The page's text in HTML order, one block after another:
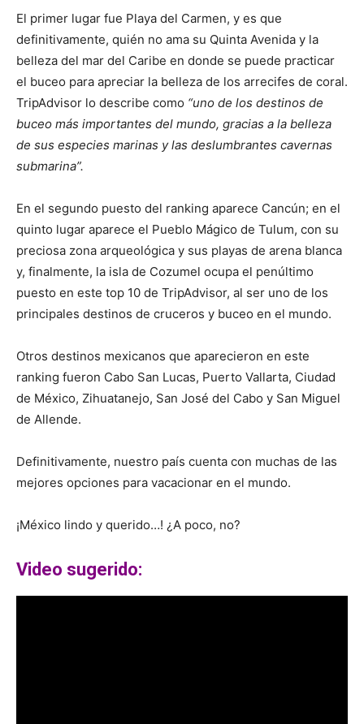
El primer lugar fue Playa del Carmen, y es que
definitivamente, quién no ama su Quinta Avenida y la
belleza del mar del Caribe en donde se puede practicar
el buceo para apreciar la belleza de los arrecifes de coral.
TripAdvisor lo describe como “uno de los destinos de
buceo más importantes del mundo, gracias a la belleza
de sus especies marinas y las deslumbrantes cavernas
submarina”.
En el segundo puesto del ranking aparece Cancún; en el
quinto lugar aparece el Pueblo Mágico de Tulum, con su
preciosa zona arqueológica y sus playas de arena blanca
y, finalmente, la isla de Cozumel ocupa el penúltimo
puesto en este top 10 de TripAdvisor, al ser uno de los
principales destinos de cruceros y buceo en el mundo.
Otros destinos mexicanos que aparecieron en este
ranking fueron Cabo San Lucas, Puerto Vallarta, Ciudad
de México, Zihuatanejo, San José del Cabo y San Miguel
de Allende.
Definitivamente, nuestro país cuenta con muchas de las
mejores opciones para vacacionar en el mundo.
¡México lindo y querido…! ¿A poco, no?
Video sugerido: